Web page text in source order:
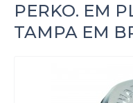
PERKO. EM
TAMPA EM